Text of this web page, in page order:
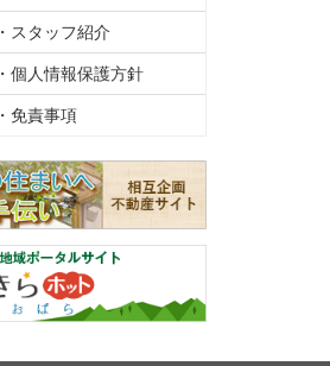
・スタッフ紹介
・個人情報保護方針
・免責事項